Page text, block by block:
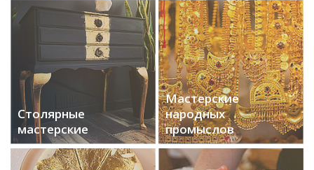
Столярные
мастерские
Мастерские
народных
промыслов